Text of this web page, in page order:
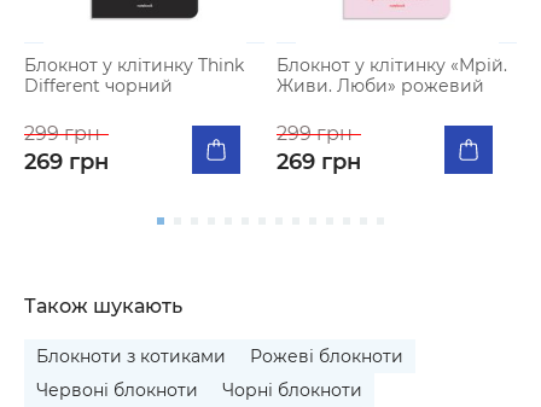
Блокнот у клiтинку Think
Different чорний
299 грн
269 грн
Блокнот у клiтинку «Мрій.
Живи. Люби» рожевий
299 грн
269 грн
Також шукають
Блокноти з котиками
Рожеві блокноти
Червоні блокноти
Чорні блокноти